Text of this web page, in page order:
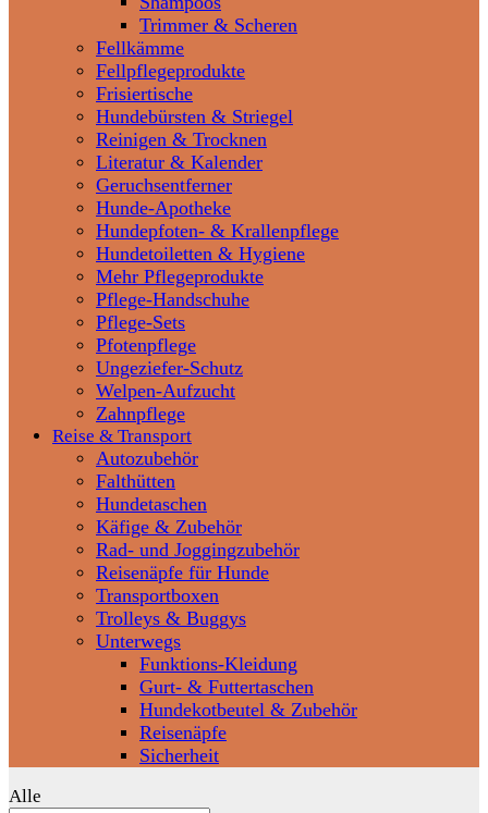
Trimmer & Scheren
Fellkämme
Fellpflegeprodukte
Frisiertische
Hundebürsten & Striegel
Reinigen & Trocknen
Literatur & Kalender
Geruchsentferner
Hunde-Apotheke
Hundepfoten- & Krallenpflege
Hundetoiletten & Hygiene
Mehr Pflegeprodukte
Pflege-Handschuhe
Pflege-Sets
Pfotenpflege
Ungeziefer-Schutz
Welpen-Aufzucht
Zahnpflege
Reise & Transport
Autozubehör
Falthütten
Hundetaschen
Käfige & Zubehör
Rad- und Joggingzubehör
Reisenäpfe für Hunde
Transportboxen
Trolleys & Buggys
Unterwegs
Funktions-Kleidung
Gurt- & Futtertaschen
Hundekotbeutel & Zubehör
Reisenäpfe
Sicherheit
Alle